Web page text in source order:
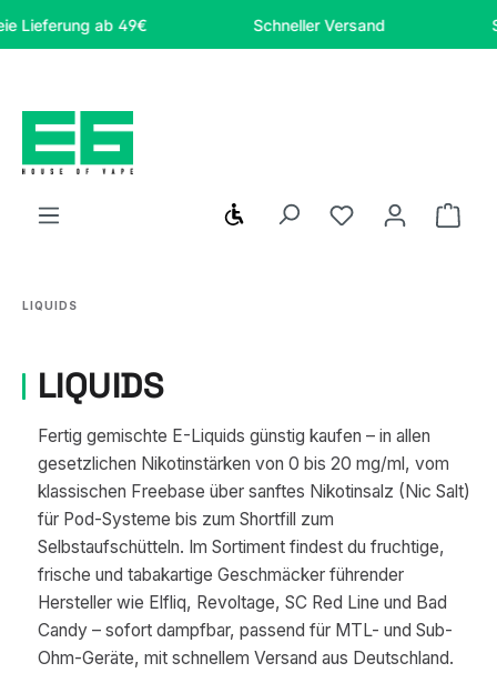
Zum Hauptinhalt springen
ab 49€ Schneller Versand Sicher
Werkzeugleiste anzeigen
Du hast 0
LIQUIDS
LIQUIDS
Fertig gemischte E-Liquids günstig kaufen – in allen
gesetzlichen Nikotinstärken von 0 bis 20 mg/ml, vom
klassischen Freebase über sanftes Nikotinsalz (Nic Salt)
für Pod-Systeme bis zum Shortfill zum
Selbstaufschütteln. Im Sortiment findest du fruchtige,
frische und tabakartige Geschmäcker führender
Hersteller wie Elfliq, Revoltage, SC Red Line und Bad
Candy – sofort dampfbar, passend für MTL- und Sub-
Ohm-Geräte, mit schnellem Versand aus Deutschland.